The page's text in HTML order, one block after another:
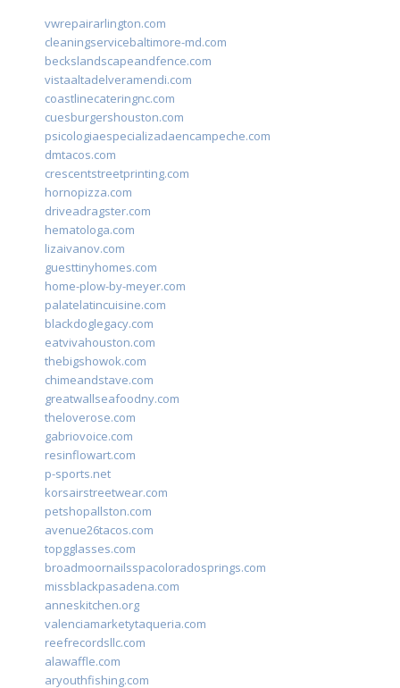
vwrepairarlington.com
cleaningservicebaltimore-md.com
beckslandscapeandfence.com
vistaaltadelveramendi.com
coastlinecateringnc.com
cuesburgershouston.com
psicologiaespecializadaencampeche.com
dmtacos.com
crescentstreetprinting.com
hornopizza.com
driveadragster.com
hematologa.com
lizaivanov.com
guesttinyhomes.com
home-plow-by-meyer.com
palatelatincuisine.com
blackdoglegacy.com
eatvivahouston.com
thebigshowok.com
chimeandstave.com
greatwallseafoodny.com
theloverose.com
gabriovoice.com
resinflowart.com
p-sports.net
korsairstreetwear.com
petshopallston.com
avenue26tacos.com
topgglasses.com
broadmoornailsspacoloradosprings.com
missblackpasadena.com
anneskitchen.org
valenciamarketytaqueria.com
reefrecordsllc.com
alawaffle.com
aryouthfishing.com